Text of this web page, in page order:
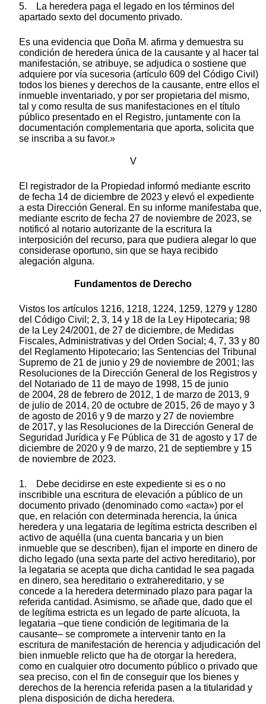
5. La heredera paga el legado en los términos del
apartado sexto del documento privado.
Es una evidencia que Doña M. afirma y demuestra su
condición de heredera única de la causante y al hacer tal
manifestación, se atribuye, se adjudica o sostiene que
adquiere por vía sucesoria (artículo 609 del Código Civil)
todos los bienes y derechos de la causante, entre ellos el
inmueble inventariado, y por ser propietaria del mismo,
tal y como resulta de sus manifestaciones en el título
público presentado en el Registro, juntamente con la
documentación complementaria que aporta, solicita que
se inscriba a su favor.»
V
El registrador de la Propiedad informó mediante escrito
de fecha 14 de diciembre de 2023 y elevó el expediente
a esta Dirección General. En su informe manifestaba que,
mediante escrito de fecha 27 de noviembre de 2023, se
notificó al notario autorizante de la escritura la
interposición del recurso, para que pudiera alegar lo que
considerase oportuno, sin que se haya recibido
alegación alguna.
Fundamentos de Derecho
Vistos los artículos 1216, 1218, 1224, 1259, 1279 y 1280
del Código Civil; 2, 3, 14 y 18 de la Ley Hipotecaria; 98
de la Ley 24/2001, de 27 de diciembre, de Medidas
Fiscales, Administrativas y del Orden Social; 4, 7, 33 y 80
del Reglamento Hipotecario; las Sentencias del Tribunal
Supremo de 21 de junio y 29 de noviembre de 2001; las
Resoluciones de la Dirección General de los Registros y
del Notariado de 11 de mayo de 1998, 15 de junio
de 2004, 28 de febrero de 2012, 1 de marzo de 2013, 9
de julio de 2014, 20 de octubre de 2015, 26 de mayo y 3
de agosto de 2016 y 9 de marzo y 27 de noviembre
de 2017, y las Resoluciones de la Dirección General de
Seguridad Jurídica y Fe Pública de 31 de agosto y 17 de
diciembre de 2020 y 9 de marzo, 21 de septiembre y 15
de noviembre de 2023.
1. Debe decidirse en este expediente si es o no
inscribible una escritura de elevación a público de un
documento privado (denominado como «acta») por el
que, en relación con determinada herencia, la única
heredera y una legataria de legítima estricta describen el
activo de aquélla (una cuenta bancaria y un bien
inmueble que se describen), fijan el importe en dinero de
dicho legado (una sexta parte del activo hereditario), por
la legataria se acepta que dicha cantidad le sea pagada
en dinero, sea hereditario o extrahereditario, y se
concede a la heredera determinado plazo para pagar la
referida cantidad. Asimismo, se añade que, dado que el
de legítima estricta es un legado de parte alícuota, la
legataria –que tiene condición de legitimaria de la
causante– se compromete a intervenir tanto en la
escritura de manifestación de herencia y adjudicación del
bien inmueble relicto que ha de otorgar la heredera,
como en cualquier otro documento público o privado que
sea preciso, con el fin de conseguir que los bienes y
derechos de la herencia referida pasen a la titularidad y
plena disposición de dicha heredera.